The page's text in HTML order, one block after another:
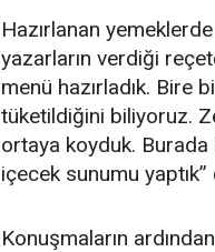
Hazırlanan
yazarların verdiği
menü hazırladık. Bire
tüketildiğini biliyoruz.
ortaya koyduk. Burada
içecek sunumu
Konuşmaların